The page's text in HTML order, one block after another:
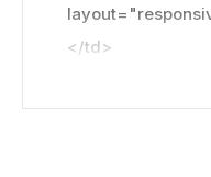
</td>